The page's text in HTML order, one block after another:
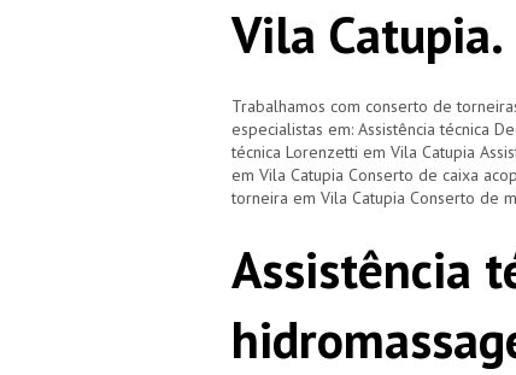
Vila Catupia.
Trabalhamos com conserto de
especialistas em: Assistência técnica
técnica Lorenzetti em Vila Catupia
em Vila Catupia Conserto de caixa
torneira em Vila Catupia Conserto de
Assistência